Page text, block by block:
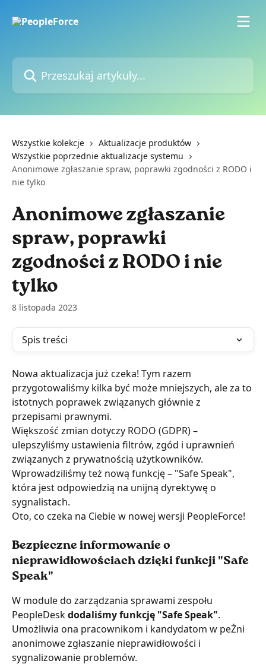
Przeszukaj artykuły...
Wszystkie kolekcje
Aktualizacje produktów
Wszystkie poprzednie aktualizacje systemu
Anonimowe zgłaszanie spraw, poprawki zgodności z RODO i
nie tylko
Anonimowe zgłaszanie
spraw, poprawki
zgodności z RODO i nie
tylko
8 listopada 2023
Spis treści
Nowa aktualizacja już czeka! Tym razem
przygotowaliśmy kilka być może mniejszych, ale za to
istotnych poprawek związanych głównie z
przepisami prawnymi.
Większość zmian dotyczy RODO (GDPR) –
ulepszyliśmy ustawienia filtrów, zgód i uprawnień
związanych z prywatnością użytkowników.
Wprowadziliśmy też nową funkcję – "Safe Speak",
która jest odpowiedzią na unijną dyrektywę o
sygnalistach.
Oto, co czeka na Ciebie w nowej wersji PeopleForce!
Bezpieczne informowanie o
nieprawidłowościach dzięki funkcji "Safe
Speak"
W module do zarządzania sprawami zespołu
PeopleDesk dodaliśmy funkcję "Safe Speak".
Umożliwia ona pracownikom i kandydatom w peŻni
anonimowe zgłaszanie nieprawidłowości i
sygnalizowanie problemów.